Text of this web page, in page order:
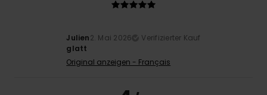
Julien2. Mai 2026
Verifizierter Kauf
glatt
Original anzeigen - Français